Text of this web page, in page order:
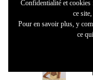
Confidentialité et cookies
ce
Pour en savoir plus, y
ce